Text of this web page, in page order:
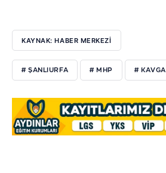
KAYNAK: HABER MERKEZİ
# ŞANLIURFA # MHP # KAVGA